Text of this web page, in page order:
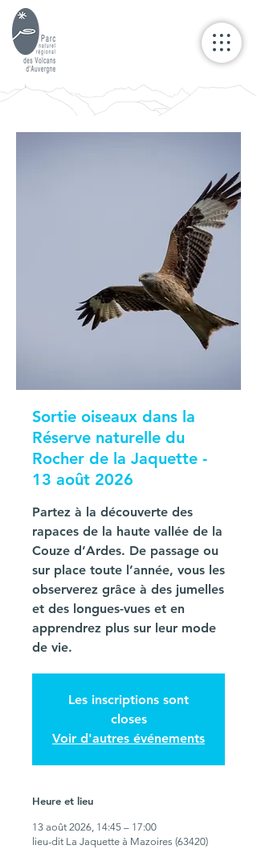
Sortie oiseaux dans la
Réserve naturelle du
Rocher de la Jaquette -
13 août 2026
Partez à la découverte des
rapaces de la haute vallée de la
Couze d’Ardes. De passage ou
sur place toute l’année, vous les
observerez grâce à des jumelles
et des longues-vues et en
apprendrez plus sur leur mode
de vie.
Les inscriptions sont
closes
Voir d'autres événements
Heure et lieu
13 août 2026, 14:45 – 17:00
lieu-dit La Jaquette à Mazoires (63420)